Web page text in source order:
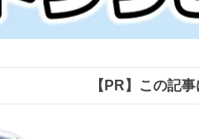
【PR】この記